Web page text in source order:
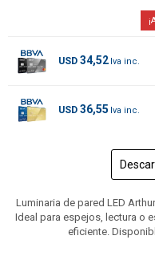
USD 34,52
USD 36,55
Luminaria de pared LED
Ideal para espejos, lectura o
eficiente.